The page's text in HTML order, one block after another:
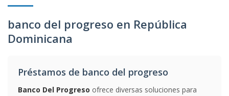
banco del progreso en República
Dominicana
Préstamos de banco del progreso
Banco Del Progreso ofrece diversas soluciones para